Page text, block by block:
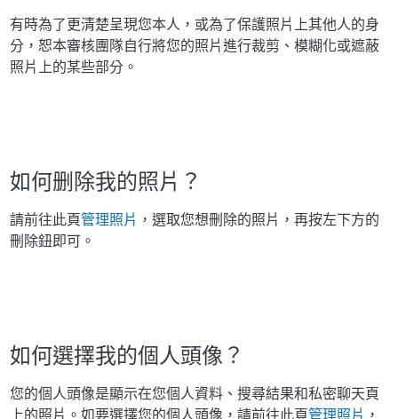
有時為了更清楚呈現您本人，或為了保護照片上其他人的身
分，恕本審核團隊自行將您的照片進行裁剪、模糊化或遮蔽
照片上的某些部分。
如何删除我的照片？
請前往此頁管理照片 ，選取您想刪除的照片，再按左下方的
刪除鈕即可。
如何選擇我的個人頭像？
您的個人頭像是顯示在您個人資料、搜尋結果和私密聊天頁
上的照片。如要選擇您的個人頭像，請前往此頁管理照片 ，